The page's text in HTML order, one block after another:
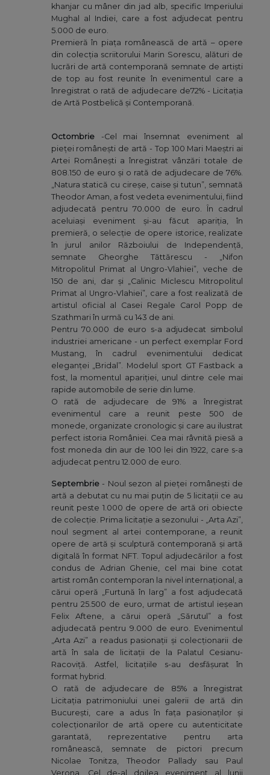
khanjar cu mâner din jad alb, specific Imperiului
Mughal al Indiei, care a fost adjudecat pentru
5.000 de euro.
Premieră în piața românească de artă – opere
din colecția scriitorului Marin Sorescu, alături de
lucrări de artă contemporană semnate de artiști
de top au fost reunite în evenimentul care a
înregistrat o rată de adjudecare de72% - Licitația
de Artă Postbelică și Contemporană.
Octombrie-Cel mai însemnat eveniment al
pieței românești de artă - Top 100 Mari Maeștri ai
Artei Românești a înregistrat vânzări totale de
808.150 de euro și o rată de adjudecare de 76%.
„Natura statică cu cireșe, caise și tutun”, semnată
Theodor Aman, a fost vedeta evenimentului, fiind
adjudecată pentru 70.000 de euro. În cadrul
aceluiași eveniment și-au făcut apariția, în
premieră, o selecție de opere istorice, realizate
în jurul anilor Războiului de Independență,
semnate Gheorghe Tăttărescu - „Nifon
Mitropolitul Primat al Ungro-Vlahiei”, veche de
150 de ani, dar și „Calinic Miclescu Mitropolitul
Primat al Ungro-Vlahiei”, care a fost realizată de
artistul oficial al Casei Regale Carol Popp de
Szathmari în urmă cu 143 de ani.
Pentru 70.000 de euro s-a adjudecat simbolul
industriei americane - un perfect exemplar Ford
Mustang, în cadrul evenimentului dedicat
eleganței „Bridal”. Modelul sport GT Fastback a
fost, la momentul apariției, unul dintre cele mai
rapide automobile de serie din lume.
O rată de adjudecare de 91% a înregistrat
evenimentul care a reunit peste 500 de
monede, organizate cronologic și care au ilustrat
perfect istoria României. Cea mai râvnită piesă a
fost moneda din aur de 100 lei din 1922, care s-a
adjudecat pentru 12.000 de euro.
Septembrie- Noul sezon al pieței românești de
artă a debutat cu nu mai puțin de 5 licitații ce au
reunit peste 1.000 de opere de artă ori obiecte
de colecție. Prima licitație a sezonului - „Arta Azi”,
noul segment al artei contemporane, a reunit
opere de artă și sculptură contemporană și artă
digitală în format NFT. Topul adjudecărilor a fost
condus de Adrian Ghenie, cel mai bine cotat
artist român contemporan la nivel internațional, a
cărui operă „Furtună în larg” a fost adjudecată
pentru 25.500 de euro, urmat de artistul ieșean
Felix Aftene, a cărui operă „Sărutul” a fost
adjudecată pentru 9.000 de euro. Evenimentul
„Arta Azi” a readus pasionații și colecționarii de
artă în sala de licitații de la Palatul Cesianu-
Racoviță. Astfel, licitațiile s-au desfășurat în
format hybrid.
O rată de adjudecare de 85% a înregistrat
Licitația patrimoniului unei galerii de artă din
București, care a adus în fața pasionaților și
colecționarilor de artă opere cu autenticitate
garantată, reprezentative pentru arta
românească, semnate de pictori precum
Nicolae Tonitza, Theodor Pallady sau Paul
Verona. Cel de-al doilea eveniment al lunii